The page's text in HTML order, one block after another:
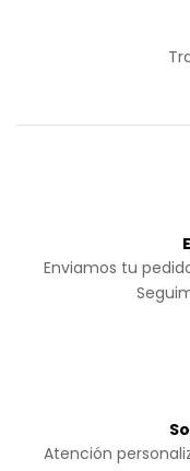
Enviamos tu
Atención